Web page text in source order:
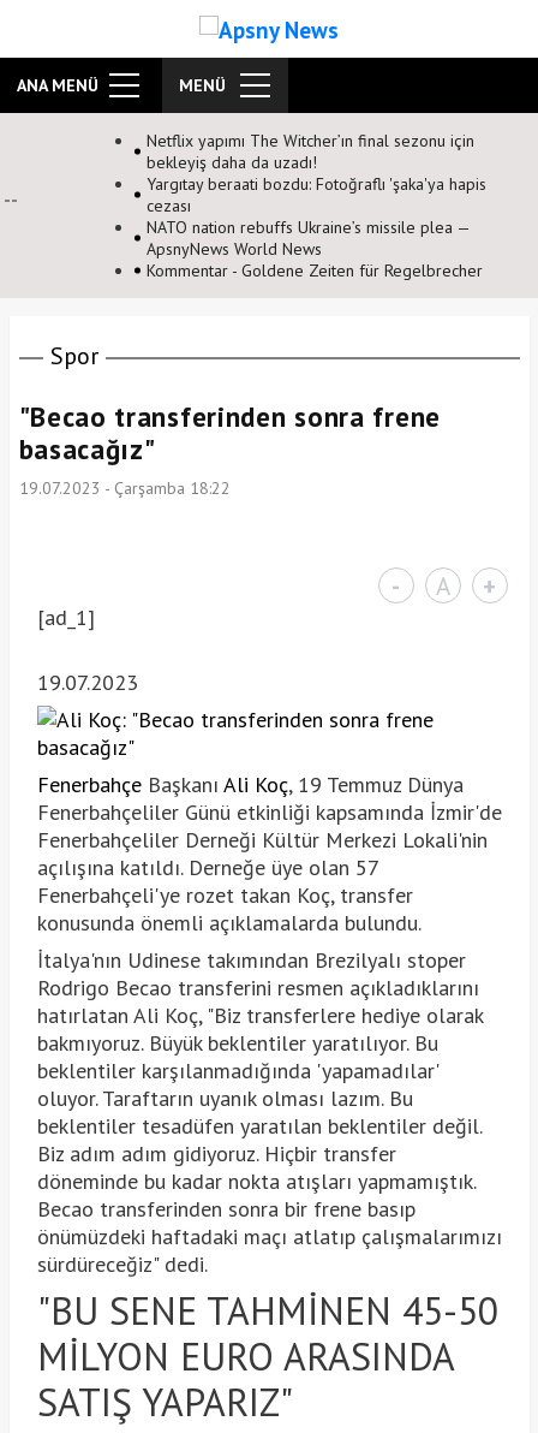
ANA MENÜ MENÜ
final sezonu için
'şaka'ya hapis
missile plea —
für Regelbrecher
Spor
"Becao transferinden sonra frene
basacağız"
19.07.2023 - Çarşamba 18:22
- A +
[ad_1]
19.07.2023
FenerbahçeBaşkanı Ali Koç, 19 Temmuz Dünya
Fenerbahçeliler Günü etkinliği kapsamında İzmir'de
Fenerbahçeliler Derneği Kültür Merkezi Lokali'nin
açılışına katıldı. Derneğe üye olan 57
Fenerbahçeli'ye rozet takan Koç, transfer
konusunda önemli açıklamalarda bulundu.
İtalya'nın Udinese takımından Brezilyalı stoper
Rodrigo Becao transferini resmen açıkladıklarını
hatırlatan Ali Koç, "Biz transferlere hediye olarak
bakmıyoruz. Büyük beklentiler yaratılıyor. Bu
beklentiler karşılanmadığında 'yapamadılar'
oluyor. Taraftarın uyanık olması lazım. Bu
beklentiler tesadüfen yaratılan beklentiler değil.
Biz adım adım gidiyoruz. Hiçbir transfer
döneminde bu kadar nokta atışları yapmamıştık.
Becao transferinden sonra bir frene basıp
önümüzdeki haftadaki maçı atlatıp çalışmalarımızı
sürdüreceğiz" dedi.
"BU SENE TAHMİNEN 45-50
MİLYON EURO ARASINDA
SATIŞ YAPARIZ"